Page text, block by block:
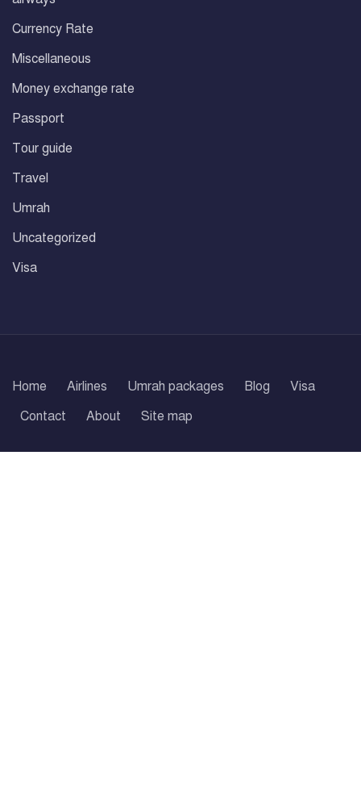
Currency Rate
Miscellaneous
Money exchange rate
Passport
Tour guide
Travel
Umrah
Uncategorized
Visa
Home Airlines Umrah packages Blog
Visa
Contact
About Site map